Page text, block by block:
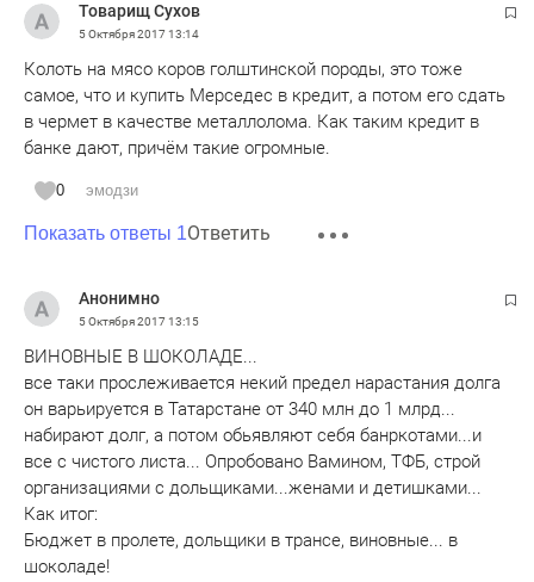
Товарищ Сухов
5 Октября 201713:14
Колоть на мясо коров голштинской породы, это тоже
самое, что и купить Мерседес в кредит, а потом его сдать
в чермет в качестве металлолома. Как таким кредит в
банке дают, причём такие огромные.
0 эмодзи
Показать ответы 1Ответить
Анонимно
5 Октября 201713:15
ВИНОВНЫЕ В ШОКОЛАДЕ...
все таки прослеживается некий предел нарастания долга
он варьируется в Татарстане от 340 млн до 1 млрд...
набирают долг, а потом обьявляют себя банркотами...и
все с чистого листа... Опробовано Вамином, ТФБ, строй
организациями с дольщиками...женами и детишками...
Как итог:
Бюджет в пролете, дольщики в трансе, виновные... в
шоколаде!